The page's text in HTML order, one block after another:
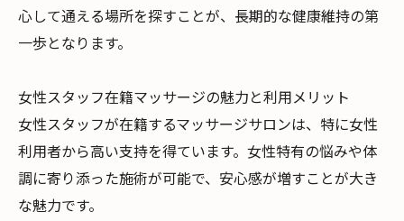
心して通える場所を探すことが、長期的な健康維持の第
一歩となります。
女性スタッフ在籍マッサージの魅力と利用メリット
女性スタッフが在籍するマッサージサロンは、特に女性
利用者から高い支持を得ています。女性特有の悩みや体
調に寄り添った施術が可能で、安心感が増すことが大き
な魅力です。